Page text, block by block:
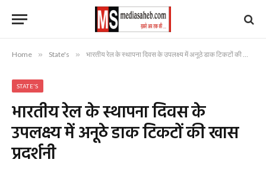
Home » State's » भारतीय रेल के स्थापना दिवस के उपलक्ष्य में अनूठे डाक टिकटों की खास प्रदर्शनी
STATE'S
भारतीय रेल के स्थापना दिवस के
उपलक्ष्य में अनूठे डाक टिकटों की खास
प्रदर्शनी